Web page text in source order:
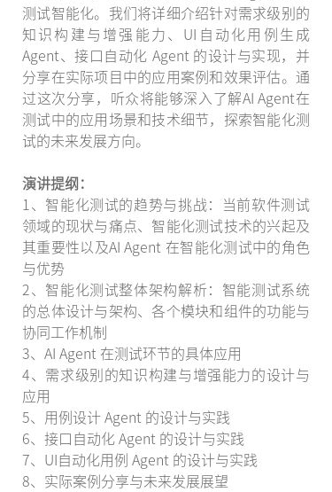
测试智能化。我们将详细介绍针对需求级别的
知识构建与增强能力、UI自动化用例生成
Agent、接口自动化 Agent 的设计与实现，并
分享在实际项目中的应用案例和效果评估。通
过这次分享，听众将能够深入了解AI Agent在
测试中的应用场景和技术细节，探索智能化测
试的未来发展方向。
演讲提纲：
1、智能化测试的趋势与挑战：当前软件测试
领域的现状与痛点、智能化测试技术的兴起及
其重要性以及AI Agent 在智能化测试中的角色
与优势
2、智能化测试整体架构解析：智能测试系统
的总体设计与架构、各个模块和组件的功能与
协同工作机制
3、AI Agent 在测试环节的具体应用
4、需求级别的知识构建与增强能力的设计与
应用
5、用例设计 Agent 的设计与实践
6、接口自动化 Agent 的设计与实践
7、UI自动化用例 Agent 的设计与实践
8、实际案例分享与未来发展展望